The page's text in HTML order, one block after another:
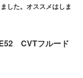
した。オススメはしま
CVTフルード